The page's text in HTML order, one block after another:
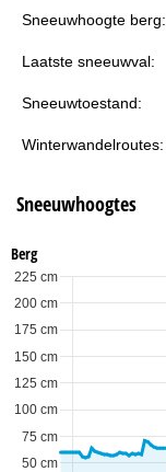
Sneeuwhoogte berg:
Laatste sneeuwval:
Sneeuwtoestand:
Winterwandelroutes:
Sneeuwhoogtes
Berg
50 cm
75 cm
100 cm
125 cm
150 cm
175 cm
200 cm
225 cm